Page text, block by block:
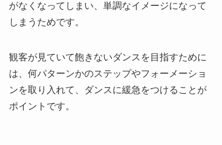
がなくなってしまい、単調なイメージになって
しまうためです。
観客が見ていて飽きないダンスを目指すために
は、何パターンかのステップやフォーメーショ
ンを取り入れて、ダンスに緩急をつけることが
ポイントです。